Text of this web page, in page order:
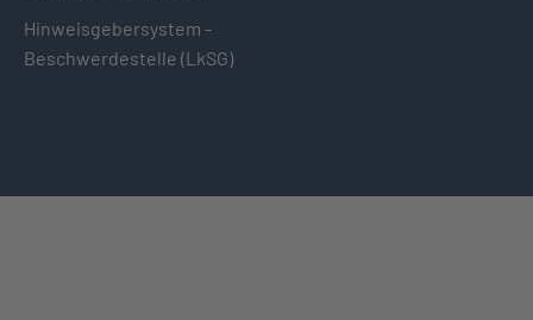
Hinweisgebersystem -
Beschwerdestelle (LkSG)